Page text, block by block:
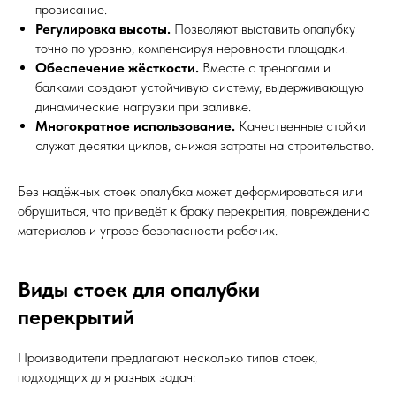
провисание.
Регулировка высоты. Позволяют выставить опалубку
точно по уровню, компенсируя неровности площадки.
Обеспечение жёсткости. Вместе с треногами и
балками создают устойчивую систему, выдерживающую
динамические нагрузки при заливке.
Многократное использование. Качественные стойки
служат десятки циклов, снижая затраты на строительство.
Без надёжных стоек опалубка может деформироваться или
обрушиться, что приведёт к браку перекрытия, повреждению
материалов и угрозе безопасности рабочих.
Виды стоек для опалубки
перекрытий
Производители предлагают несколько типов стоек,
подходящих для разных задач: